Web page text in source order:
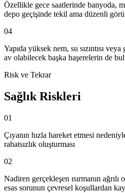
Özellikle gece saatlerinde banyoda,
depo geçişinde tekil ama düzenli
04
Yapıda yüksek nem, su sızıntısı
av olabilecek başka haşerelerin de
Risk ve Tekrar
Sağlık Riskleri
01
Çıyanın hızla hareket etmesi
rahatsızlık oluşturması
02
Nadiren gerçekleşen ısırmanın
esas sorunun çevresel koşullardan